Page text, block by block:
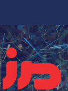
content